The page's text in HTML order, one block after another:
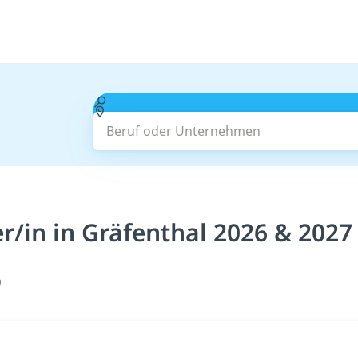
Beruf oder Unternehmen
in in Gräfenthal 2026 & 2027